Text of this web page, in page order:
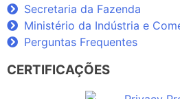
Secretaria da Fazenda
Ministério da Indústria e
Perguntas Frequentes
CERTIFICAÇÕES